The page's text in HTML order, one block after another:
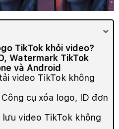
TikTok khỏi video?
Watermark TikTok
và Android
video TikTok không
cụ xóa logo, ID đơn
lưu video TikTok không